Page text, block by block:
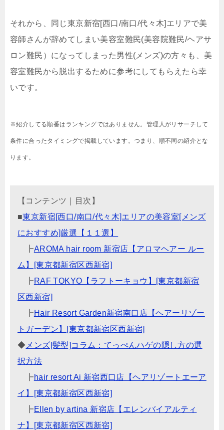
それから、同じ東京新宿[西口/南口/代々木]エリアで美
容師さんが辞めてしまい美容室難民(美容院難民/ヘアサ
ロン難民）になってしまった男性(メンズ)の方々も、美
容室難民から脱出するために参考にしてもらえたら幸
いです。
※紹介してる順番はランキングではありません。管理人がリサーチして
条件に合ったタイミングで掲載しています。つまり、順不同の紹介とな
ります。
【コンテンツ｜目次】
■東京新宿[西口/南口/代々木]エリアの美容室[メンズ
におすすめ]厳選【１１選】
┣AROMA hair room 新宿店【アロマヘアー ルー
ム】[東京都新宿区西新宿]
┣RAF TOKYO【ラフトーキョウ】[東京都新宿
区西新宿]
┣Hair Resort Garden新宿南口店【ヘアーリゾー
トガーデン】[東京都新宿区西新宿]
◆ メンズ[髪型]コラム：てっぺんハゲの隠し方の選
択方法
┣hair resort Ai 新宿西口店【ヘアリゾートエーア
イ】[東京都新宿区西新宿]
┣Ellen by artina 新宿店【エレンバイアルティ
ナ】[東京都新宿区西新宿]